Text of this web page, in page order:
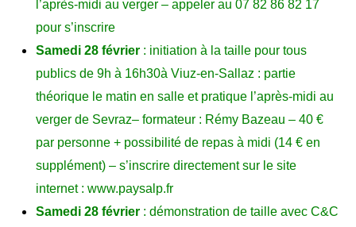
l’après-midi au verger – appeler au 07 82 86 82 17
pour s’inscrire
Samedi 28 février : initiation à la taille pour tous
publics de 9h à 16h30à Viuz-en-Sallaz : partie
théorique le matin en salle et pratique l’après-midi au
verger de Sevraz– formateur : Rémy Bazeau – 40 €
par personne + possibilité de repas à midi (14 € en
supplément) – s’inscrire directement sur le site
internet : www.paysalp.fr
Samedi 28 février : démonstration de taille avec C&C